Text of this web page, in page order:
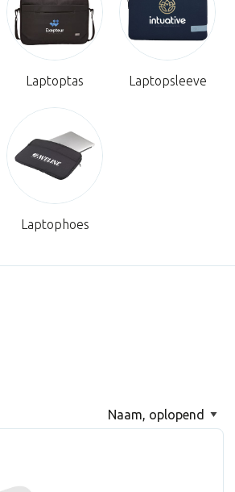
Laptoptas Laptopsleeve
Laptophoes